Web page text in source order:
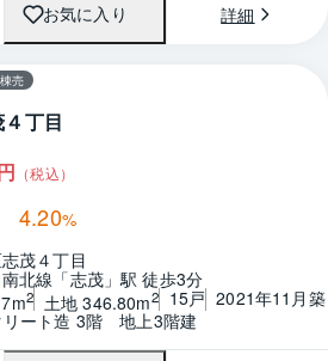
お気に入り 詳細
1 / 0 間取り
売
丁目
（税込）
4.20%
茂４丁目
北線「志茂」駅 徒歩3分
2 土地 346.80m2 15戸 2021年11月築
ート造 3階　地上3階建